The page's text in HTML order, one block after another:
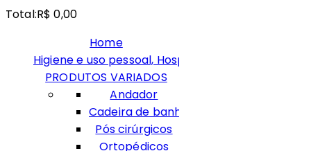
Total:R$ 0,00
Home
Higiene e uso pessoal, Hospitalares
PRODUTOS VARIADOS
Andador
Cadeira de banho
Pós cirúrgicos
Ortopédicos